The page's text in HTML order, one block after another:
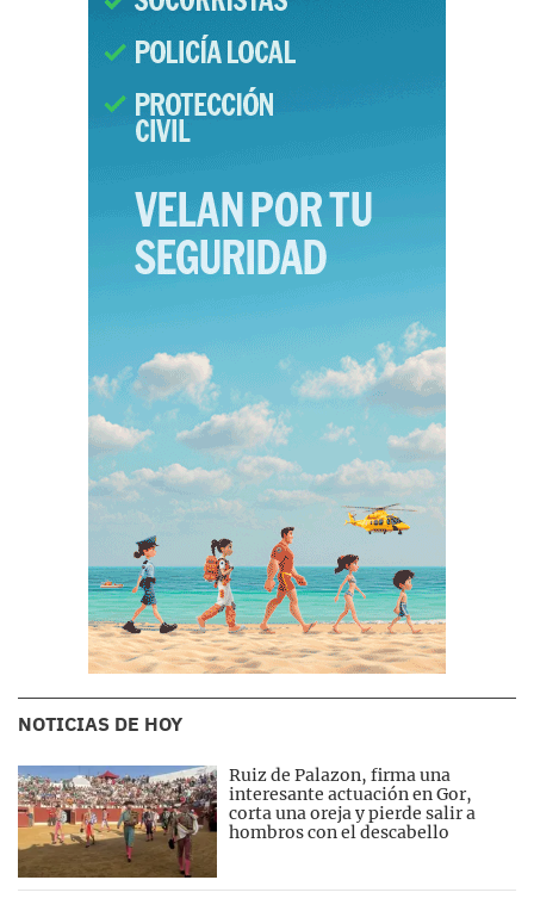
NOTICIAS DE HOY
Ruiz de Palazon, firma una
interesante actuación en Gor,
corta una oreja y pierde salir a
hombros con el descabello